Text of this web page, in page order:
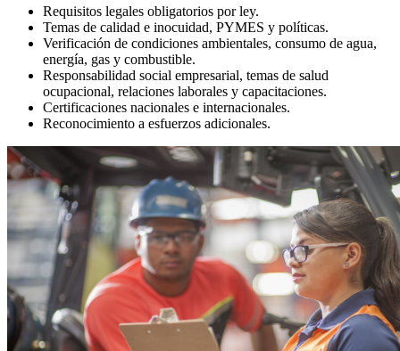
Requisitos legales obligatorios por ley.
Temas de calidad e inocuidad, PYMES y políticas.
Verificación de condiciones ambientales, consumo de agua,
energía, gas y combustible.
Responsabilidad social empresarial, temas de salud
ocupacional, relaciones laborales y capacitaciones.
Certificaciones nacionales e internacionales.
Reconocimiento a esfuerzos adicionales.